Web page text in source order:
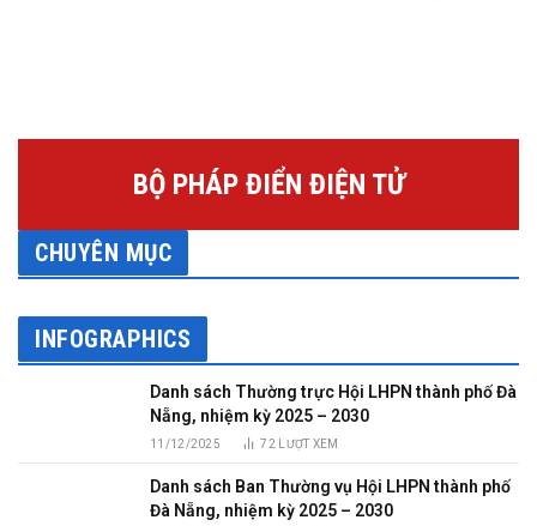
BỘ PHÁP ĐIỂN ĐIỆN TỬ
CHUYÊN MỤC
INFOGRAPHICS
Danh sách Thường trực Hội LHPN thành phố Đà
Nẵng, nhiệm kỳ 2025 – 2030
11/12/2025 72 LƯỢT XEM
Danh sách Ban Thường vụ Hội LHPN thành phố
Đà Nẵng, nhiệm kỳ 2025 – 2030